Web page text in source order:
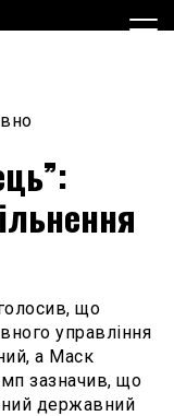
що
управління
а Маск
зазначив, що
державний